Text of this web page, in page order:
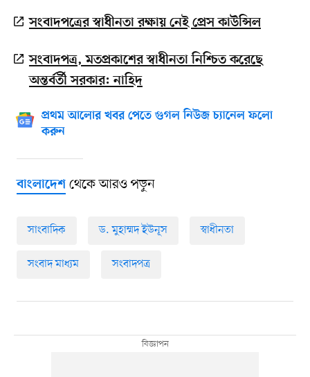
সংবাদপত্রের স্বাধীনতা রক্ষায় নেই প্রেস কাউন্সিল
সংবাদপত্র, মতপ্রকাশের স্বাধীনতা নিশ্চিত করেছে
অন্তর্বর্তী সরকার: নাহিদ
প্রথম আলোর খবর পেতে গুগল নিউজ চ্যানেল ফলো
করুন
বাংলাদেশথেকে আরও পড়ুন
সাংবাদিক ড. মুহাম্মদ ইউনূস স্বাধীনতা
সংবাদ মাধ্যম সংবাদপত্র